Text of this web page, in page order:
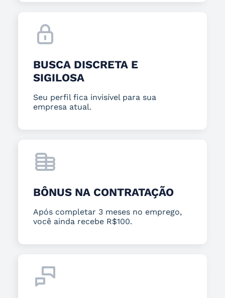
BUSCA DISCRETA E
SIGILOSA
Seu perfil fica invisível para sua
empresa atual.
BÔNUS NA CONTRATAÇÃO
Após completar 3 meses no emprego,
você ainda recebe R$100.